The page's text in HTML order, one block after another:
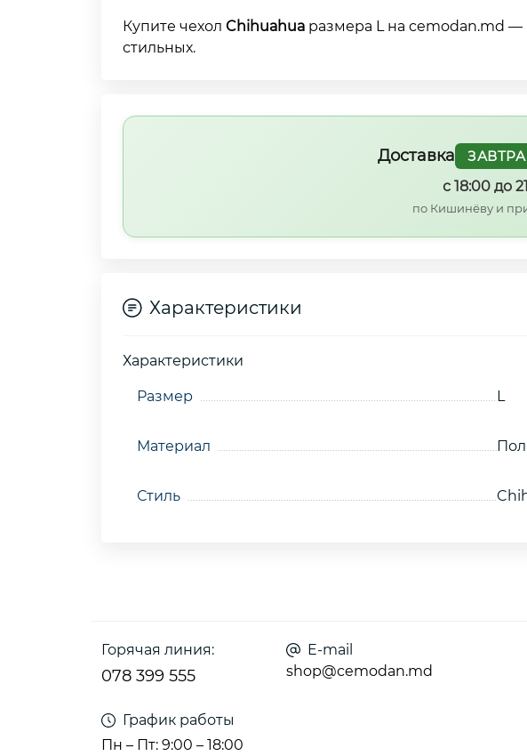
Купите чехол Chihuahua размера L на cemodan.md
стильных.
Доставка ЗАВТРА
с 18:00 до
по Кишинёву и
Характеристики
Характеристики
Размер L
Материал
Стиль
Горячая линия:
078 399 555
График работы
Пн – Пт: 9:00 – 18:00
E-mail
shop@cemodan.md